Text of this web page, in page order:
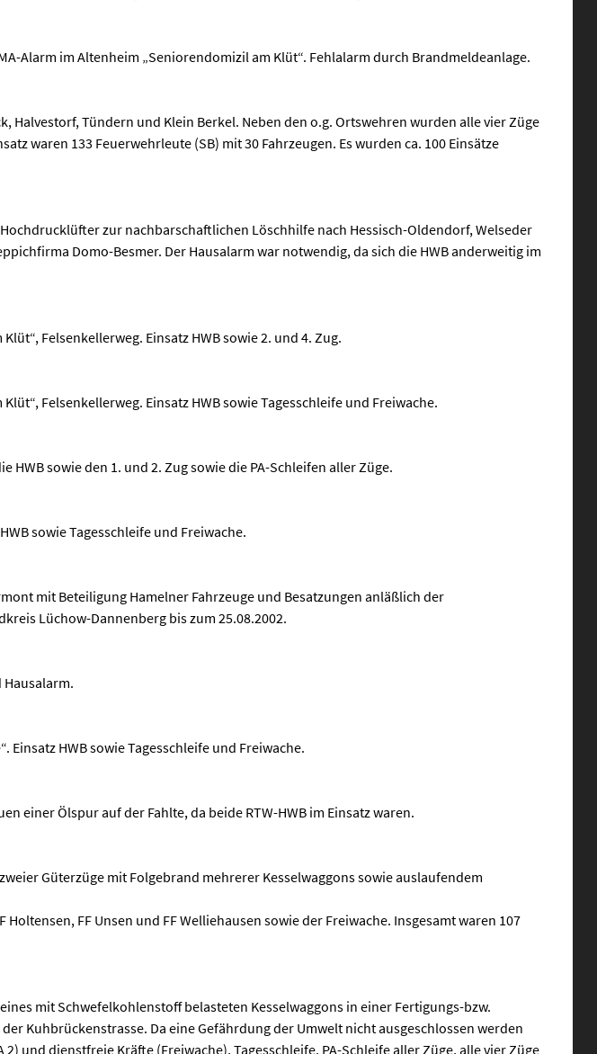
Alarm im Altenheim „Seniorendomizil am Klüt“. Fehlalarm durch Brandmeldeanlage.
Halvestorf, Tündern und Klein Berkel. Neben den o.g. Ortswehren wurden alle vier Züge
waren 133 Feuerwehrleute (SB) mit 30 Fahrzeugen. Es wurden ca. 100 Einsätze
zur nachbarschaftlichen Löschhilfe nach Hessisch-Oldendorf, Welseder
Domo-Besmer. Der Hausalarm war notwendig, da sich die HWB anderweitig im
Felsenkellerweg. Einsatz HWB sowie 2. und 4. Zug.
Felsenkellerweg. Einsatz HWB sowie Tagesschleife und Freiwache.
HWB sowie den 1. und 2. Zug sowie die PA-Schleifen aller Züge.
sowie Tagesschleife und Freiwache.
mit Beteiligung Hamelner Fahrzeuge und Besatzungen anläßlich der
Lüchow-Dannenberg bis zum 25.08.2002.
Hausalarm.
HWB sowie Tagesschleife und Freiwache.
einer Ölspur auf der Fahlte, da beide RTW-HWB im Einsatz waren.
Güterzüge mit Folgebrand mehrerer Kesselwaggons sowie auslaufendem
Holtensen, FF Unsen und FF Welliehausen sowie der Freiwache. Insgesamt waren 107
mit Schwefelkohlenstoff belasteten Kesselwaggons in einer Fertigungs-bzw.
Kuhbrückenstrasse. Da eine Gefährdung der Umwelt nicht ausgeschlossen werden
und dienstfreie Kräfte (Freiwache), Tagesschleife, PA-Schleife aller Züge, alle vier Züge